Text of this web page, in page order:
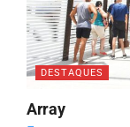
DESTAQUES
Array